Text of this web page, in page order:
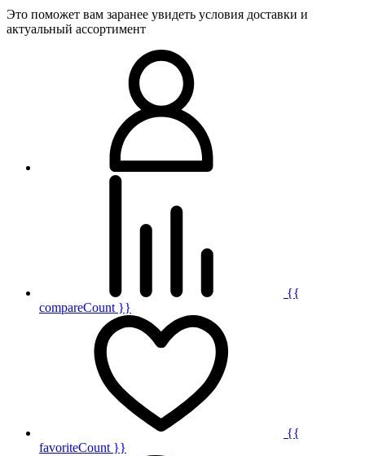
Это поможет вам заранее увидеть условия доставки и
актуальный ассортимент
{{
compareCount }}
{{
favoriteCount }}